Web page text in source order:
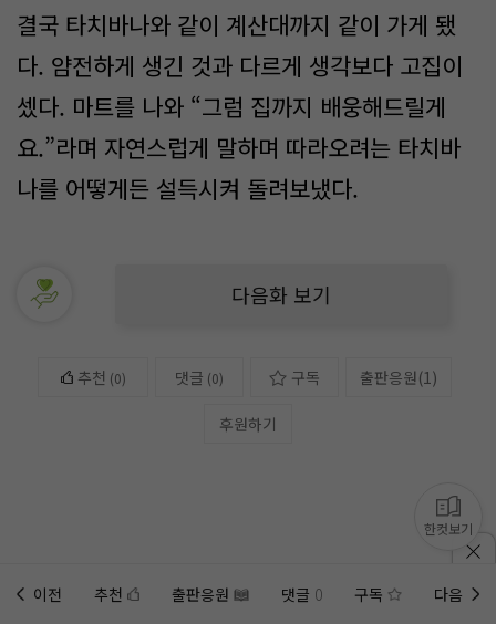
결국 타치바나와 같이 계산대까지 같이 가게 됐
다. 얌전하게 생긴 것과 다르게 생각보다 고집이
셌다. 마트를 나와 “그럼 집까지 배웅해드릴게
요.”라며 자연스럽게 말하며 따라오려는 타치바
나를 어떻게든 설득시켜 돌려보냈다.
다음화 보기
추천 (0) 댓글 (0) 구독 출판응원(1)
후원하기
이전 추천 출판응원 댓글 0 구독 다음
한컷보기
홈에미노벨 웹추가하기 미노벨 앱설치하기